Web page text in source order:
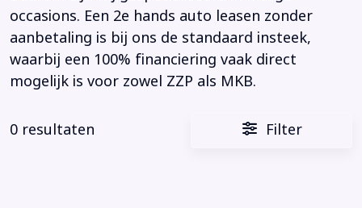
occasions. Een 2e hands auto leasen zonder
aanbetaling is bij ons de standaard insteek,
waarbij een 100% financiering vaak direct
mogelijk is voor zowel ZZP als MKB.
0 resultaten Filter